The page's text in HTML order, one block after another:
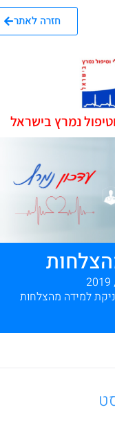
חזרה לאתר
נמרץ בישראל
למידה מהצלחות